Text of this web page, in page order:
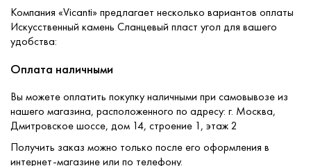
Портфолио
Доставка
Компания «Vicanti» предлагает несколько вариантов оплаты
Искусственный камень Сланцевый пласт угол для вашего
удобства:
Оплата наличными
Вы можете оплатить покупку наличными при самовывозе из
нашего магазина, расположенного по адресу: г. Москва,
Дмитровское шоссе, дом 14, строение 1, этаж 2
Получить заказ можно только после его оформления в
интернет-магазине или по телефону.